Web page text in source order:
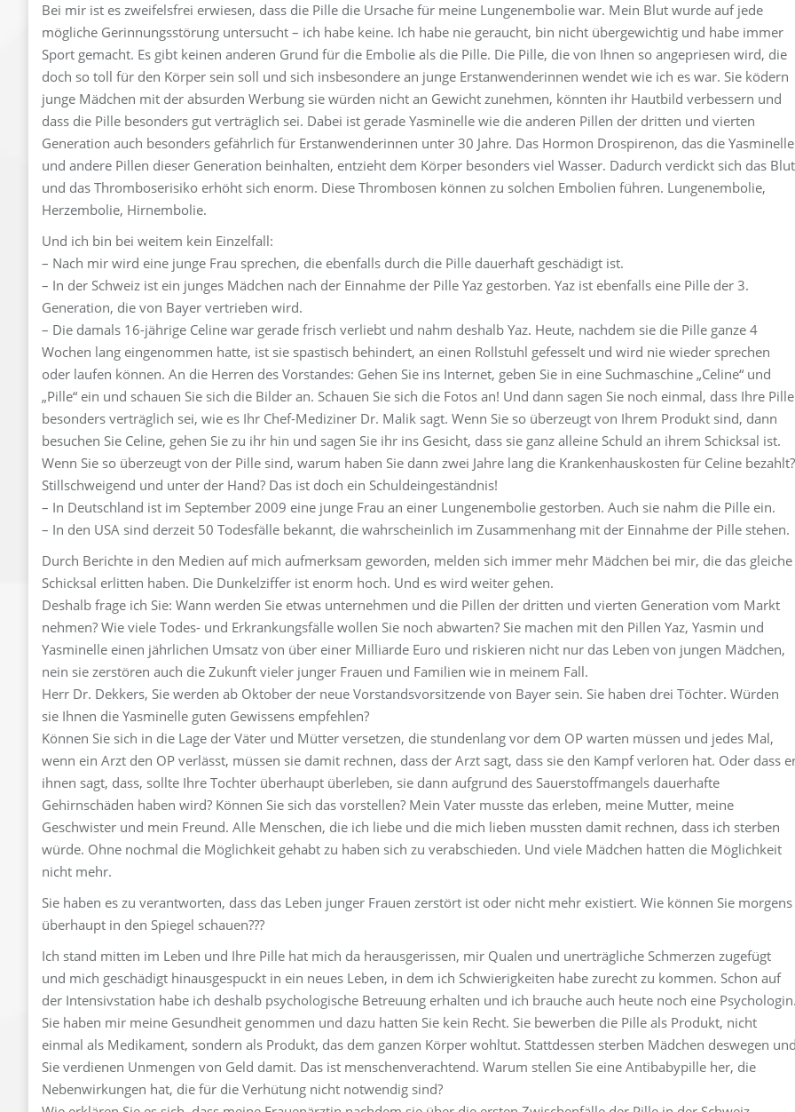
Bei mir ist es zweifelsfrei erwiesen, dass die Pille die Ursache für meine Lungenembolie war. Mein Blut wurde auf jede
mögliche Gerinnungsstörung untersucht – ich habe keine. Ich habe nie geraucht, bin nicht übergewichtig und habe immer
Sport gemacht. Es gibt keinen anderen Grund für die Embolie als die Pille. Die Pille, die von Ihnen so angepriesen wird, die
doch so toll für den Körper sein soll und sich insbesondere an junge Erstanwenderinnen wendet wie ich es war. Sie ködern
junge Mädchen mit der absurden Werbung sie würden nicht an Gewicht zunehmen, könnten ihr Hautbild verbessern und
dass die Pille besonders gut verträglich sei. Dabei ist gerade Yasminelle wie die anderen Pillen der dritten und vierten
Generation auch besonders gefährlich für Erstanwenderinnen unter 30 Jahre. Das Hormon Drospirenon, das die Yasminelle
und andere Pillen dieser Generation beinhalten, entzieht dem Körper besonders viel Wasser. Dadurch verdickt sich das Blut
und das Thromboserisiko erhöht sich enorm. Diese Thrombosen können zu solchen Embolien führen. Lungenembolie,
Herzembolie, Hirnembolie.
Und ich bin bei weitem kein Einzelfall:
– Nach mir wird eine junge Frau sprechen, die ebenfalls durch die Pille dauerhaft geschädigt ist.
– In der Schweiz ist ein junges Mädchen nach der Einnahme der Pille Yaz gestorben. Yaz ist ebenfalls eine Pille der 3.
Generation, die von Bayer vertrieben wird.
– Die damals 16-jährige Celine war gerade frisch verliebt und nahm deshalb Yaz. Heute, nachdem sie die Pille ganze 4
Wochen lang eingenommen hatte, ist sie spastisch behindert, an einen Rollstuhl gefesselt und wird nie wieder sprechen
oder laufen können. An die Herren des Vorstandes: Gehen Sie ins Internet, geben Sie in eine Suchmaschine „Celine“ und
„Pille“ ein und schauen Sie sich die Bilder an. Schauen Sie sich die Fotos an! Und dann sagen Sie noch einmal, dass Ihre Pille
besonders verträglich sei, wie es Ihr Chef-Mediziner Dr. Malik sagt. Wenn Sie so überzeugt von Ihrem Produkt sind, dann
besuchen Sie Celine, gehen Sie zu ihr hin und sagen Sie ihr ins Gesicht, dass sie ganz alleine Schuld an ihrem Schicksal ist.
Wenn Sie so überzeugt von der Pille sind, warum haben Sie dann zwei Jahre lang die Krankenhauskosten für Celine bezahlt?
Stillschweigend und unter der Hand? Das ist doch ein Schuldeingeständnis!
– In Deutschland ist im September 2009 eine junge Frau an einer Lungenembolie gestorben. Auch sie nahm die Pille ein.
– In den USA sind derzeit 50 Todesfälle bekannt, die wahrscheinlich im Zusammenhang mit der Einnahme der Pille stehen.
Durch Berichte in den Medien auf mich aufmerksam geworden, melden sich immer mehr Mädchen bei mir, die das gleiche
Schicksal erlitten haben. Die Dunkelziffer ist enorm hoch. Und es wird weiter gehen.
Deshalb frage ich Sie: Wann werden Sie etwas unternehmen und die Pillen der dritten und vierten Generation vom Markt
nehmen? Wie viele Todes- und Erkrankungsfälle wollen Sie noch abwarten? Sie machen mit den Pillen Yaz, Yasmin und
Yasminelle einen jährlichen Umsatz von über einer Milliarde Euro und riskieren nicht nur das Leben von jungen Mädchen,
nein sie zerstören auch die Zukunft vieler junger Frauen und Familien wie in meinem Fall.
Herr Dr. Dekkers, Sie werden ab Oktober der neue Vorstandsvorsitzende von Bayer sein. Sie haben drei Töchter. Würden
sie Ihnen die Yasminelle guten Gewissens empfehlen?
Können Sie sich in die Lage der Väter und Mütter versetzen, die stundenlang vor dem OP warten müssen und jedes Mal,
wenn ein Arzt den OP verlässt, müssen sie damit rechnen, dass der Arzt sagt, dass sie den Kampf verloren hat. Oder dass
ihnen sagt, dass, sollte Ihre Tochter überhaupt überleben, sie dann aufgrund des Sauerstoffmangels dauerhafte
Gehirnschäden haben wird? Können Sie sich das vorstellen? Mein Vater musste das erleben, meine Mutter, meine
Geschwister und mein Freund. Alle Menschen, die ich liebe und die mich lieben mussten damit rechnen, dass ich sterben
würde. Ohne nochmal die Möglichkeit gehabt zu haben sich zu verabschieden. Und viele Mädchen hatten die Möglichkeit
nicht mehr.
Sie haben es zu verantworten, dass das Leben junger Frauen zerstört ist oder nicht mehr existiert. Wie können Sie morgens
überhaupt in den Spiegel schauen???
Ich stand mitten im Leben und Ihre Pille hat mich da herausgerissen, mir Qualen und unerträgliche Schmerzen zugefügt
und mich geschädigt hinausgespuckt in ein neues Leben, in dem ich Schwierigkeiten habe zurecht zu kommen. Schon auf
der Intensivstation habe ich deshalb psychologische Betreuung erhalten und ich brauche auch heute noch eine Psychologin.
Sie haben mir meine Gesundheit genommen und dazu hatten Sie kein Recht. Sie bewerben die Pille als Produkt, nicht
einmal als Medikament, sondern als Produkt, das dem ganzen Körper wohltut. Stattdessen sterben Mädchen deswegen und
Sie verdienen Unmengen von Geld damit. Das ist menschenverachtend. Warum stellen Sie eine Antibabypille her, die
Nebenwirkungen hat, die für die Verhütung nicht notwendig sind?